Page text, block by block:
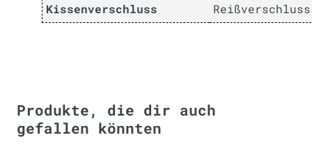
Kissenverschluss
Reißverschluss
Produkte, die dir auch
gefallen könnten